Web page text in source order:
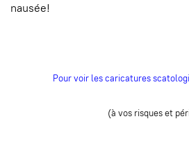
nausée!
Pour voir les caricatures
(à vos risques et